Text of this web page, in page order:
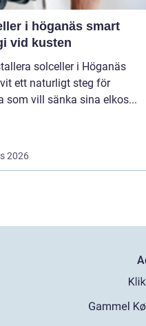
i höganäs smart
vid kusten
solceller i Höganäs
ett naturligt steg för
som vill sänka sina elkos...
2026